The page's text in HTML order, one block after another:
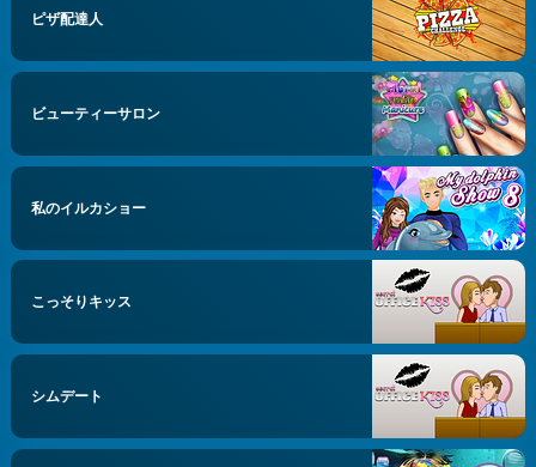
ピザ配達人
ビューティーサロン
私のイルカショー
こっそりキッス
シムデート